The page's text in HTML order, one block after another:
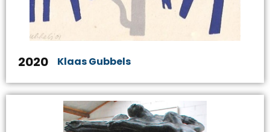
2020 Klaas Gubbels